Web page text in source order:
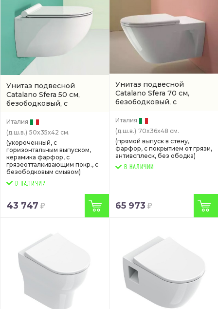
Унитаз подвесной
Catalano Sfera 50 см,
безободковый, с
0511500001)
Италия
(д.ш.в.) 50x35x42 см.
(укороченный, с
горизонтальным выпуском,
керамика фарфор, с
грязеотталкивающим покр., с
безободковым смывом)
43 747
Унитаз подвесной
Catalano Sfera 70 см,
безободковый, с
(0911700001 / 1VSHNR00)
Италия
(д.ш.в.) 70x36x48 см.
(прямой выпуск в стену,
фарфор, с покрытием от грязи,
антивсплеск, без ободка)
В НАЛИЧИИ
65 973